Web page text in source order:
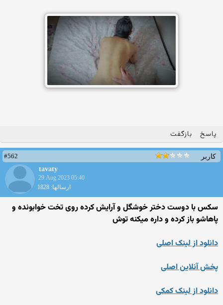
پاسخ بازگفت
کاربر
#562
tavaty
29 Aug 2023 05:40
ارسالها: 1828
سکس با دوست دختر خوشگل و آرایش کرده روی تخت خوابونده و
پاهاشو باز کرده و داره میکنه توش
دانلود از لینک اصلی
پخش آنلاین اصلی
دانلود از لینک کمکی